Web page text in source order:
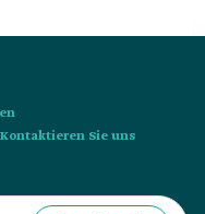
Kontaktieren Sie uns